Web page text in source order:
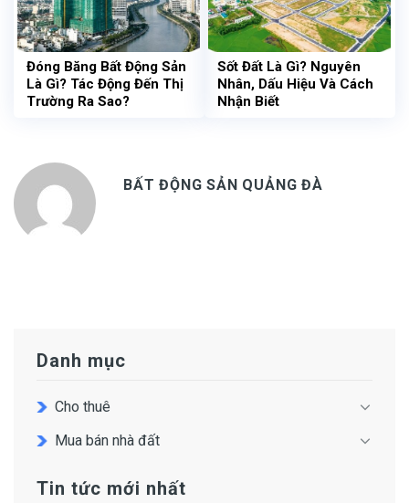
Đóng Băng Bất Động Sản
Là Gì? Tác Động Đến Thị
Trường Ra Sao?
Sốt Đất Là Gì? Nguyên
Nhân, Dấu Hiệu Và Cách
Nhận Biết
BẤT ĐỘNG SẢN QUẢNG ĐÀ
Danh mục
Cho thuê
Mua bán nhà đất
Tin tức mới nhất